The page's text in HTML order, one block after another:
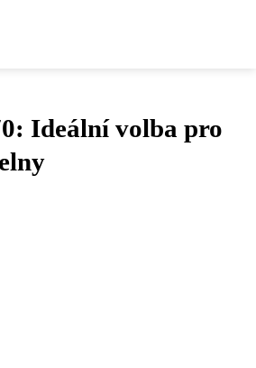
Ideální volba pro